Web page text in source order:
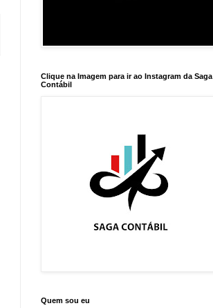
Clique na Imagem para ir ao Instagram da Saga
Contábil
Quem sou eu